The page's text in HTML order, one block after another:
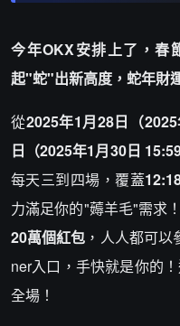
今年OKX安排上了，
起"蛇"出新高度，蛇年財
從2025年1月28日（
日（2025年1月30日 15:59
每天三到四場，覆蓋
力滿足你的"薅羊毛"需求
20萬個紅包 ，人人都可
ner入口，手快就是你的
全場！